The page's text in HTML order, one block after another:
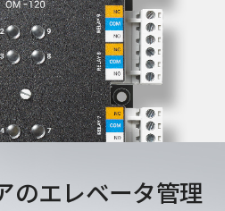
のエレベータ管理